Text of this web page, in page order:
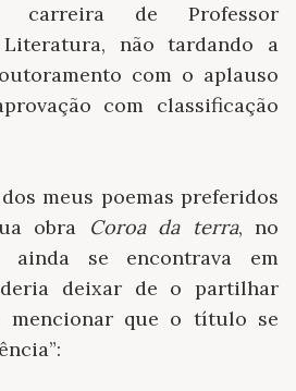
de Professor
não tardando a
com o aplauso
com classificação
meus poemas preferidos
obra
Coroa da terra, no
ainda se encontrava em
deixar de o partilhar
mencionar que o título se